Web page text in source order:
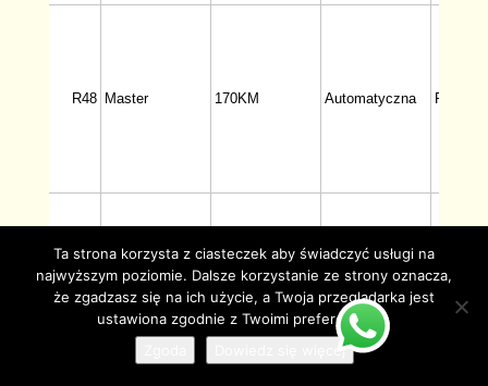
© Copyright juzjade.pl 2025
Ta strona korzysta z ciasteczek aby świadczyć usługi na
najwyższym poziomie. Dalsze korzystanie ze strony oznacza,
że zgadzasz się na ich użycie, a Twoja przeglądarka jest
ustawiona zgodnie z Twoimi preferencjami.
Dowiedz się więcej